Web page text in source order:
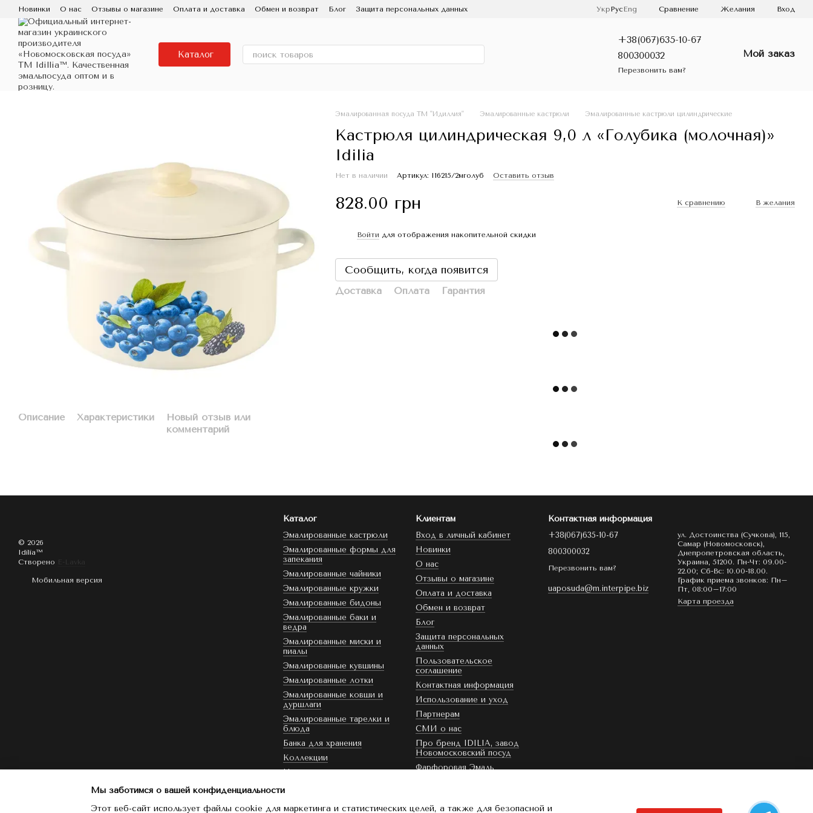
Перейти к основному контенту
Новинки О нас Отзывы о магазине Оплата и доставка Обмен и возврат Блог
Защита персональных данных
Пользовательское соглашение
Про бренд IDILIA, завод Новомосковский посуд
УкрРусEng Сравнение Желания Вход
Каталог
+38(067)635-10-67
800300032
Перезвонить вам?
Мой заказ
Описание Характеристики
Новый отзыв или
комментарий
Эмалированная посуда ТМ "Идиллия" Эмалированные кастрюли Эмалированные кастрюли цилиндрические
Кастрюля цилиндрическая 9,0 л «Голубика (молочная)»
Idilia
Нет в наличии Артикул: I16215/2мголуб Оставить отзыв
828.00 грн К сравнению В желания
Войти для отображения накопительной скидки
Сообщить, когда появится
Доставка Оплата Гарантия
© 2026
Idilia™️
Створено E-Lavka
Мобильная версия
Каталог
Эмалированные кастрюли
Эмалированные формы для
запекания
Эмалированные чайники
Эмалированные кружки
Эмалированные бидоны
Эмалированные баки и
ведра
Эмалированные миски и
пиалы
Эмалированные кувшины
Эмалированные лотки
Эмалированные ковши и
дуршлаги
Эмалированные тарелки и
блюда
Банка для хранения
Коллекции
Цвет эмали
Клиентам
Вход в личный кабинет
Новинки
О нас
Отзывы о магазине
Оплата и доставка
Обмен и возврат
Блог
Защита персональных
данных
Пользовательское
соглашение
Контактная информация
Использование и уход
Партнерам
СМИ о нас
Про бренд IDILIA, завод
Новомосковский посуд
Фарфоровая Эмаль
Мы в соцсетях
Контактная информация
+38(067)635-10-67
800300032
Перезвонить вам?
uaposuda@m.interpipe.biz
ул. Достоинства (Сучкова), 115,
Самар (Новомосковск),
Днепропетровская область,
Украина, 51200. Пн-Чт: 09.00-
22.00; Сб-Вс: 10.00-18.00.
График приема звонков: Пн–
Пт, 08:00–17:00
Карта проезда
Мы заботимся о вашей конфиденциальности
Этот веб-сайт использует файлы cookie для маркетинга и статистических целей, а также для безопасной и